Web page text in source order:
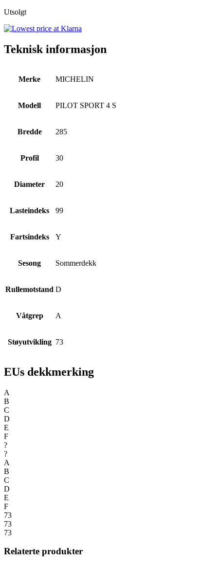
Utsolgt
Teknisk informasjon
Merke MICHELIN
Modell PILOT SPORT 4 S
Bredde 285
Profil 30
Diameter 20
Lasteindeks 99
Fartsindeks Y
Sesong Sommerdekk
Rullemotstand D
Våtgrep A
Støyutvikling 73
EUs dekkmerking
A
B
C
D
E
F
?
?
A
B
C
D
E
F
73
73
73
Relaterte produkter